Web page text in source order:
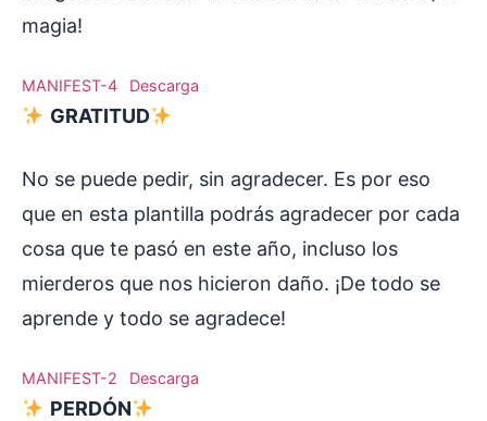
magia!
MANIFEST-4 Descarga
GRATITUD
No se puede pedir, sin agradecer. Es por eso
que en esta plantilla podrás agradecer por cada
cosa que te pasó en este año, incluso los
mierderos que nos hicieron daño. ¡De todo se
aprende y todo se agradece!
MANIFEST-2 Descarga
PERDÓN